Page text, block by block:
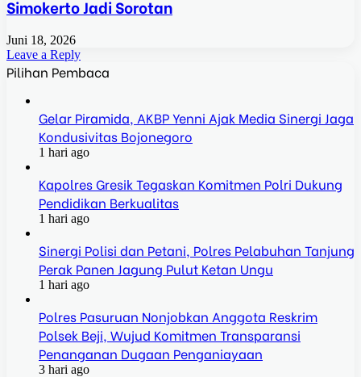
Simokerto Jadi Sorotan
Juni 18, 2026
Leave a Reply
Pilihan Pembaca
Gelar Piramida, AKBP Yenni Ajak Media Sinergi Jaga
Kondusivitas Bojonegoro
1 hari ago
Kapolres Gresik Tegaskan Komitmen Polri Dukung
Pendidikan Berkualitas
1 hari ago
Sinergi Polisi dan Petani, Polres Pelabuhan Tanjung
Perak Panen Jagung Pulut Ketan Ungu
1 hari ago
Polres Pasuruan Nonjobkan Anggota Reskrim
Polsek Beji, Wujud Komitmen Transparansi
Penanganan Dugaan Penganiayaan
3 hari ago